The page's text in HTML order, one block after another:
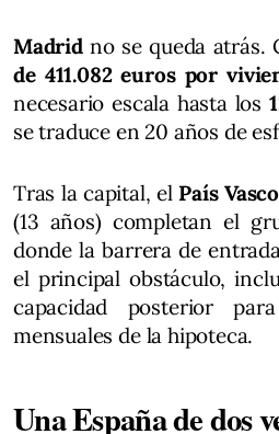
Madridno se queda atrás.
de 411.082 euros por
necesario escala hasta los
se traduce en 20 años de
Tras la capital, el País Vasco
(13 años) completan el
donde la barrera de
el principal obstáculo,
capacidad posterior
mensuales de la hipoteca.
Una España de dos